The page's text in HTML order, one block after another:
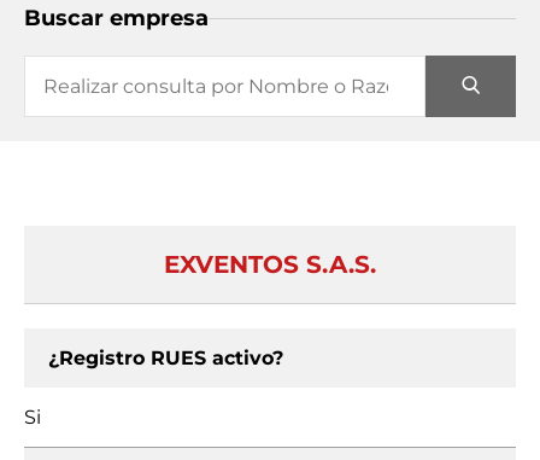
Buscar empresa
EXVENTOS S.A.S.
¿Registro RUES activo?
Si